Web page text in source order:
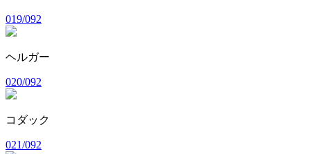
019/092
ヘルガー
020/092
コダック
021/092